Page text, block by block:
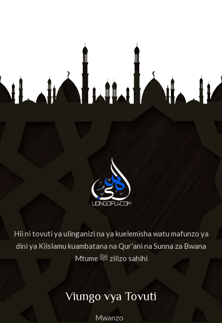
Hii ni tovuti ya ulinganizi na ya kuelemisha watu mafunzo ya
dini ya Kiislamu kuambatana na Qur'ani na Sunna za Bwana
Mtume ﷺ zilizo sahihi
Viungo vya Tovuti
Mwanzo